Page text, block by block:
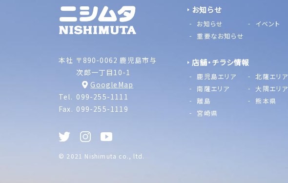
本社 〒890-0062 鹿児島市与
次郎一丁目10-1
GoogleMap
Tel. 099-255-1111
Fax. 099-255-1119
お知らせ
お知らせ
イベント
重要なお知らせ
店舗・チラシ情報
鹿児島エリア
北薩エリア
南薩エリア
大隅エリア
離島
熊本県
宮崎県
© 2021 Nishimuta co., ltd.